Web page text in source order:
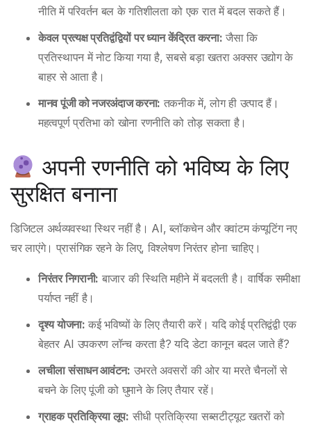
नीति में परिवर्तन बल के गतिशीलता को एक रात में बदल सकते हैं।
केवल प्रत्यक्ष प्रतिद्वंद्वियों पर ध्यान केंद्रित करना: जैसा कि
प्रतिस्थापन में नोट किया गया है, सबसे बड़ा खतरा अक्सर उद्योग के
बाहर से आता है।
मानव पूंजी को नजरअंदाज करना: तकनीक में, लोग ही उत्पाद हैं।
महत्वपूर्ण प्रतिभा को खोना रणनीति को तोड़ सकता है।
अपनी रणनीति को भविष्य के लिए
सुरक्षित बनाना
डिजिटल अर्थव्यवस्था स्थिर नहीं है। AI, ब्लॉकचेन और क्वांटम कंप्यूटिंग नए
चर लाएंगे। प्रासंगिक रहने के लिए, विश्लेषण निरंतर होना चाहिए।
निरंतर निगरानी: बाजार की स्थिति महीने में बदलती है। वार्षिक समीक्षा
पर्याप्त नहीं है।
दृश्य योजना: कई भविष्यों के लिए तैयारी करें। यदि कोई प्रतिद्वंद्वी एक
बेहतर AI उपकरण लॉन्च करता है? यदि डेटा कानून बदल जाते हैं?
लचीला संसाधन आवंटन: उभरते अवसरों की ओर या मरते चैनलों से
बचने के लिए पूंजी को घुमाने के लिए तैयार रहें।
ग्राहक प्रतिक्रिया लूप: सीधी प्रतिक्रिया सब्सटीट्यूट खतरों को